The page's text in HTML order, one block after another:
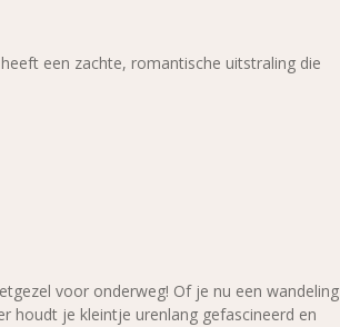
een zachte, romantische uitstraling die
voor onderweg! Of je nu een wandeling
houdt je kleintje urenlang gefascineerd en